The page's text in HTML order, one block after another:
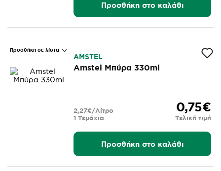
Προσθήκη στο καλάθι
Προσθήκη σε λίστα
AMSTEL
Amstel Μπύρα 330ml
0,75€
Τελική τιμή
1 Τεμάχια
2,27€/Λίτρο
Προσθήκη στο καλάθι